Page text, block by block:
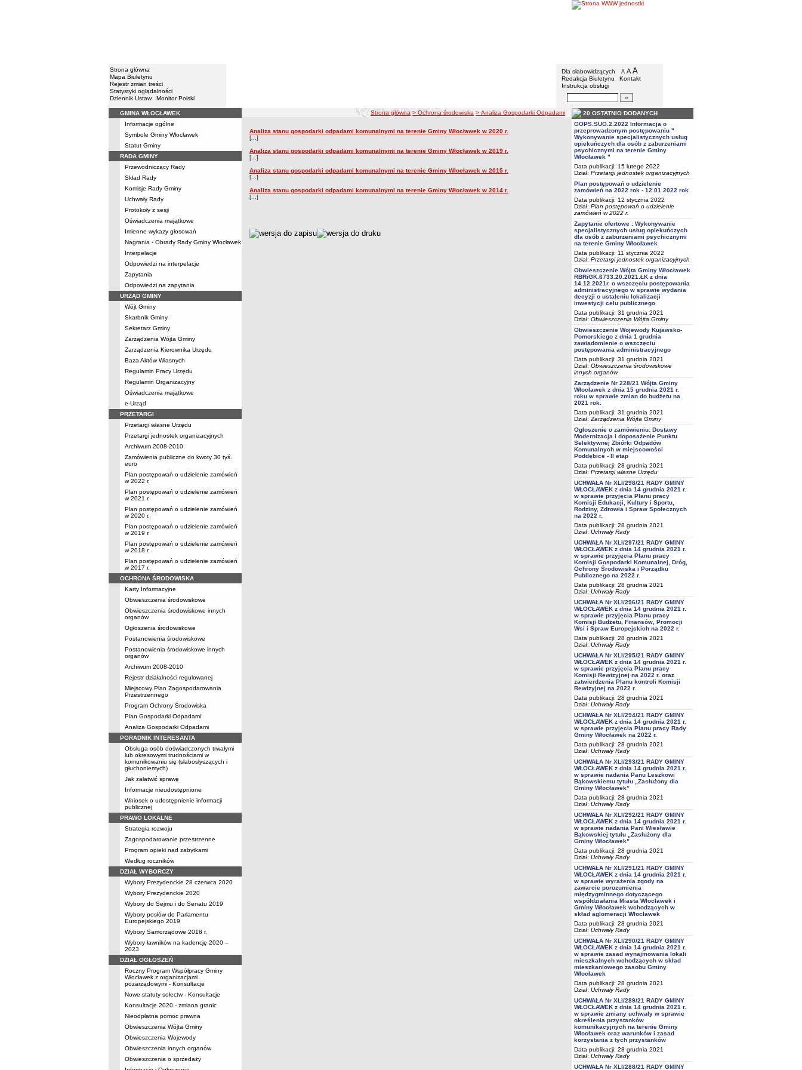
Strona główna
Mapa Biuletynu
Rejestr zmian treści
Statystyki oglądalności
Dziennik Ustaw
Monitor Polski
BIP - Gmina Włocławek
Menu dodatkowe
Dla słabowidzących A pomniejsz czcionkę
A standardowy rozmiar czcionki
A
Redakcja Biuletynu
Kontakt
Instrukcja obsługi
Wyszukiwarka artykułów
Menu
GMINA WŁOCŁAWEK
Informacje ogólne
Symbole Gminy Włocławek
Statut Gminy
RADA GMINY
Przewodniczący Rady
Skład Rady
Komisje Rady Gminy
Uchwały Rady
Protokoły z sesji
Oświadczenia majątkowe
Imienne wykazy głosowań
Nagrania - Obrady Rady Gminy Włocławek
Interpelacje
Odpowiedzi na interpelacje
Zapytania
Odpowiedzi na zapytania
URZĄD GMINY
Wójt Gminy
Skarbnik Gminy
Sekretarz Gminy
Zarządzenia Wójta Gminy
Zarządzenia Kierownika Urzędu
Baza Aktów Własnych
Regulamin Pracy Urzędu
Regulamin Organizacyjny
Oświadczenia majątkowe
e-Urząd
PRZETARGI
Przetargi własne Urzędu
Przetargi jednostek organizacyjnych
Archiwum 2008-2010
Zamówienia publiczne do kwoty 30 tyś.
euro
Plan postępowań o udzielenie zamówień
w 2022 r.
Plan postępowań o udzielenie zamówień
w 2021 r.
Plan postępowań o udzielenie zamówień
w 2020 r.
Plan postępowań o udzielenie zamówień
w 2019 r.
Plan postępowań o udzielenie zamówień
w 2018 r.
Plan postępowań o udzielenie zamówień
w 2017 r.
OCHRONA ŚRODOWISKA
Karty Informacyjne
Obwieszczenia środowiskowe
Obwieszczenia środowiskowe innych
organów
Ogłoszenia środowiskowe
Postanowienia środowiskowe
Postanowienia środowiskowe innych
organów
Archiwum 2008-2010
Rejestr działalności regulowanej
Miejscowy Plan Zagospodarowania
Przestrzennego
Program Ochrony Środowiska
Plan Gospodarki Odpadami
Analiza Gospodarki Odpadami
PORADNIK INTERESANTA
Obsługa osób doświadczonych trwałymi
lub okresowymi trudnościami w
komunikowaniu się (słabosłyszących i
głuchoniemych)
Jak załatwić sprawę
Informacje nieudostępnione
Wniosek o udostępnienie informacji
publicznej
PRAWO LOKALNE
Strategia rozwoju
Zagospodarowanie przestrzenne
Program opieki nad zabytkami
Według roczników
DZIAŁ WYBORCZY
Wybory Prezydenckie 28 czerwca 2020
Wybory Prezydenckie 2020
Wybory do Sejmu i do Senatu 2019
Wybory posłów do Parlamentu
Europejskiego 2019
Wybory Samorządowe 2018 r.
Wybory ławników na kadencję 2020 –
2023
DZIAŁ OGŁOSZEŃ
Roczny Program Współpracy Gminy
Włocławek z organizacjami
pozarządowymi - Konsultacje
Nowe statuty sołectw - Konsultacje
Konsultacje 2020 - zmiana granic
Nieodpłatna pomoc prawna
Obwieszczenia Wójta Gminy
Obwieszczenia Wojewody
Obwieszczenia innych organów
Obwieszczenia o sprzedaży
ścieżka nawigacji
Strona główna > Ochrona środowiska > Analiza Gospodarki Odpadami
Analiza Gospodarki Odpadami
Analiza Gospodarki Odpadami
Analiza stanu gospodarki odpadami komunalnymi na terenie Gminy Włocławek w 2020 r.
[...]
Analiza stanu gospodarki odpadami komunalnymi na terenie Gminy Włocławek w 2019 r.
[...]
Analiza stanu gospodarki odpadami komunalnymi na terenie Gminy Włocławek w 2015 r.
[...]
Analiza stanu gospodarki odpadami komunalnymi na terenie Gminy Włocławek w 2014 r.
[...]
metryczka
20 OSTATNIO DODANYCH
GOPS.SUO.2.2022 Informacja o
przeprowadzonym postępowaniu "
Wykonywanie specjalistycznych usług
opiekuńczych dla osób z zaburzeniami
psychicznymi na terenie Gminy
Włocławek "
Data publikacji: 15 lutego 2022
Dział: Przetargi jednostek organizacyjnych
Plan postępowań o udzielenie
zamówień na 2022 rok - 12.01.2022 rok
Data publikacji: 12 stycznia 2022
Dział: Plan postępowań o udzielenie
zamówień w 2022 r.
Zapytanie ofertowe : Wykonywanie
specjalistycznych usług opiekuńczych
dla osób z zaburzeniami psychicznymi
na terenie Gminy Włocławek
Data publikacji: 11 stycznia 2022
Dział: Przetargi jednostek organizacyjnych
Obwieszczenie Wójta Gminy Włocławek
RBRiGK.6733.20.2021.ŁK z dnia
14.12.2021r. o wszczęciu postępowania
administracyjnego w sprawie wydania
decyzji o ustaleniu lokalizacji
inwestycji celu publicznego
Data publikacji: 31 grudnia 2021
Dział: Obwieszczenia Wójta Gminy
Obwieszczenie Wojewody Kujawsko-
Pomorskiego z dnia 1 grudnia
zawiadomienie o wszczęciu
postępowania administracyjnego
Data publikacji: 31 grudnia 2021
Dział: Obwieszczenia środowiskowe
innych organów
Zarządzenie Nr 228/21 Wójta Gminy
Włocławek z dnia 15 grudnia 2021 r.
roku w sprawie zmian do budżetu na
2021 rok.
Data publikacji: 31 grudnia 2021
Dział: Zarządzenia Wójta Gminy
Ogłoszenie o zamówieniu: Dostawy
Modernizacja i doposażenie Punktu
Selektywnej Zbiórki Odpadów
Komunalnych w miejscowości
Poddębice - II etap
Data publikacji: 28 grudnia 2021
Dział: Przetargi własne Urzędu
UCHWAŁA Nr XLI/298/21 RADY GMINY
WŁOCŁAWEK z dnia 14 grudnia 2021 r.
w sprawie przyjęcia Planu pracy
Komisji Edukacji, Kultury i Sportu,
Rodziny, Zdrowia i Spraw Społecznych
na 2022 r.
Data publikacji: 28 grudnia 2021
Dział: Uchwały Rady
UCHWAŁA Nr XLI/297/21 RADY GMINY
WŁOCŁAWEK z dnia 14 grudnia 2021 r.
w sprawie przyjęcia Planu pracy
Komisji Gospodarki Komunalnej, Dróg,
Ochrony Środowiska i Porządku
Publicznego na 2022 r.
Data publikacji: 28 grudnia 2021
Dział: Uchwały Rady
UCHWAŁA Nr XLI/296/21 RADY GMINY
WŁOCŁAWEK z dnia 14 grudnia 2021 r.
w sprawie przyjęcia Planu pracy
Komisji Budżetu, Finansów, Promocji
Wsi i Spraw Europejskich na 2022 r.
Data publikacji: 28 grudnia 2021
Dział: Uchwały Rady
UCHWAŁA Nr XLI/295/21 RADY GMINY
WŁOCŁAWEK z dnia 14 grudnia 2021 r.
w sprawie przyjęcia Planu pracy
Komisji Rewizyjnej na 2022 r. oraz
zatwierdzenia Planu kontroli Komisji
Rewizyjnej na 2022 r.
Data publikacji: 28 grudnia 2021
Dział: Uchwały Rady
UCHWAŁA Nr XLI/294/21 RADY GMINY
WŁOCŁAWEK z dnia 14 grudnia 2021 r.
w sprawie przyjęcia Planu pracy Rady
Gminy Włocławek na 2022 r.
Data publikacji: 28 grudnia 2021
Dział: Uchwały Rady
UCHWAŁA Nr XLI/293/21 RADY GMINY
WŁOCŁAWEK z dnia 14 grudnia 2021 r.
w sprawie nadania Panu Leszkowi
Bąkowskiemu tytułu „Zasłużony dla
Gminy Włocławek”
Data publikacji: 28 grudnia 2021
Dział: Uchwały Rady
UCHWAŁA Nr XLI/292/21 RADY GMINY
WŁOCŁAWEK z dnia 14 grudnia 2021 r.
w sprawie nadania Pani Wiesławie
Bąkowskiej tytułu „Zasłużony dla
Gminy Włocławek”
Data publikacji: 28 grudnia 2021
Dział: Uchwały Rady
UCHWAŁA Nr XLI/291/21 RADY GMINY
WŁOCŁAWEK z dnia 14 grudnia 2021 r.
w sprawie wyrażenia zgody na
zawarcie porozumienia
międzygminnego dotyczącego
współdziałania Miasta Włocławek i
Gminy Włocławek wchodzących w
skład aglomeracji Włocławek
Data publikacji: 28 grudnia 2021
Dział: Uchwały Rady
UCHWAŁA Nr XLI/290/21 RADY GMINY
WŁOCŁAWEK z dnia 14 grudnia 2021 r.
w sprawie zasad wynajmowania lokali
mieszkalnych wchodzących w skład
mieszkaniowego zasobu Gminy
Włocławek
Data publikacji: 28 grudnia 2021
Dział: Uchwały Rady
UCHWAŁA Nr XLI/289/21 RADY GMINY
WŁOCŁAWEK z dnia 14 grudnia 2021 r.
w sprawie zmiany uchwały w sprawie
określenia przystanków
komunikacyjnych na terenie Gminy
Włocławek oraz warunków i zasad
korzystania z tych przystanków
Data publikacji: 28 grudnia 2021
Dział: Uchwały Rady
UCHWAŁA Nr XLI/288/21 RADY GMINY